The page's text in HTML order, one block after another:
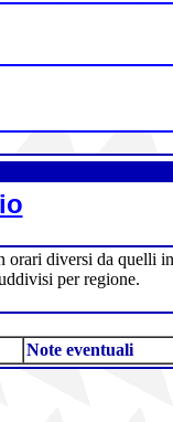
orari diversi da quelli
per regione.
Note eventuali